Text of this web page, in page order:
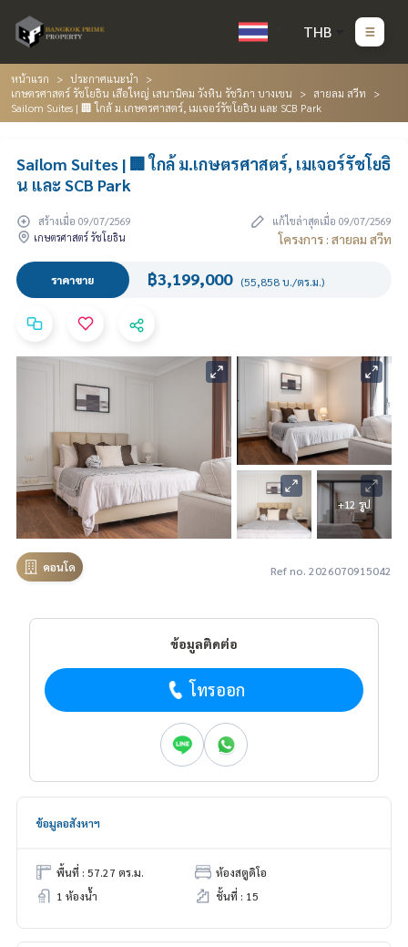
THB
หน้าแรก
ประกาศแนะนำ
เกษตรศาสตร์ รัชโยธิน เสือใหญ่ เสนานิคม วังหิน รัชวิภา บางเขน
สายลม สวีท
Sailom Suites | 🏢 ใกล้ ม.เกษตรศาสตร์, เมเจอร์รัชโยธิน และ SCB Park
Sailom Suites | 🏢 ใกล้ ม.เกษตรศาสตร์, เมเจอร์รัชโยธิ
น และ SCB Park
สร้างเมื่อ 09/07/2569
แก้ไขล่าสุดเมื่อ 09/07/2569
เกษตรศาสตร์ รัชโยธิน
โครงการ : สายลม สวีท
ราคาขาย ฿3,199,000 (55,858 บ./ตร.ม.)
+12 รูป
คอนโด Ref no. 2026070915042
ข้อมูลติดต่อ
โทรออก
ข้อมูลอสังหาฯ
พื้นที่ : 57.27 ตร.ม.
ห้องสตูดิโอ
1 ห้องน้ำ
ชั้นที่ : 15